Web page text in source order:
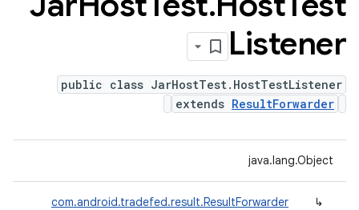
Listener
public class JarHostTest.HostTestListener
extends ResultForwarder
java.lang.Object
↳
com.android.tradefed.result.ResultForwarder